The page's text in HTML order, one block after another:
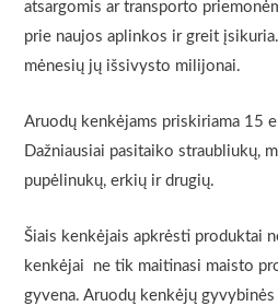
atsargomis ar transporto
prie naujos aplinkos ir greit
mėnesių jų išsivysto milijonai.
Aruodų kenkėjams priskiriama 15
Dažniausiai pasitaiko straubliukų,
pupėlinukų, erkių ir drugių.
Šiais kenkėjais apkrėsti produktai
kenkėjai ne tik maitinasi maisto
gyvena. Aruodų kenkėjų